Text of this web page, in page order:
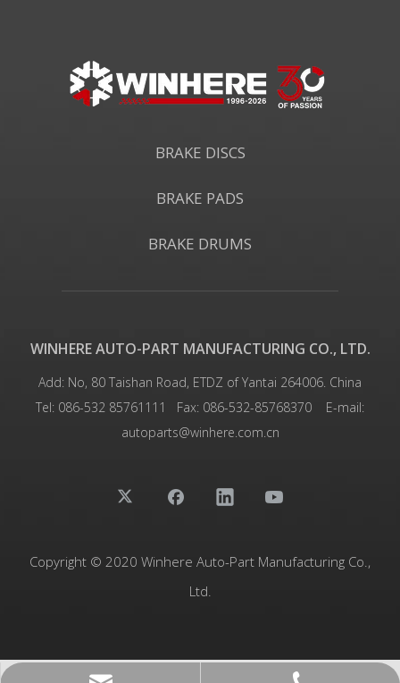
BRAKE DISCS
BRAKE PADS
BRAKE DRUMS
WINHERE AUTO-PART MANUFACTURING CO., LTD.
Add: No, 80 Taishan Road, ETDZ of Yantai 264006. China
Tel: 086-532 85761111
Fax: 086-532-85768370 E-mail:
autoparts@winhere.com.cn
Copyright © 2020 Winhere Auto-Part Manufacturing Co.,
Ltd.